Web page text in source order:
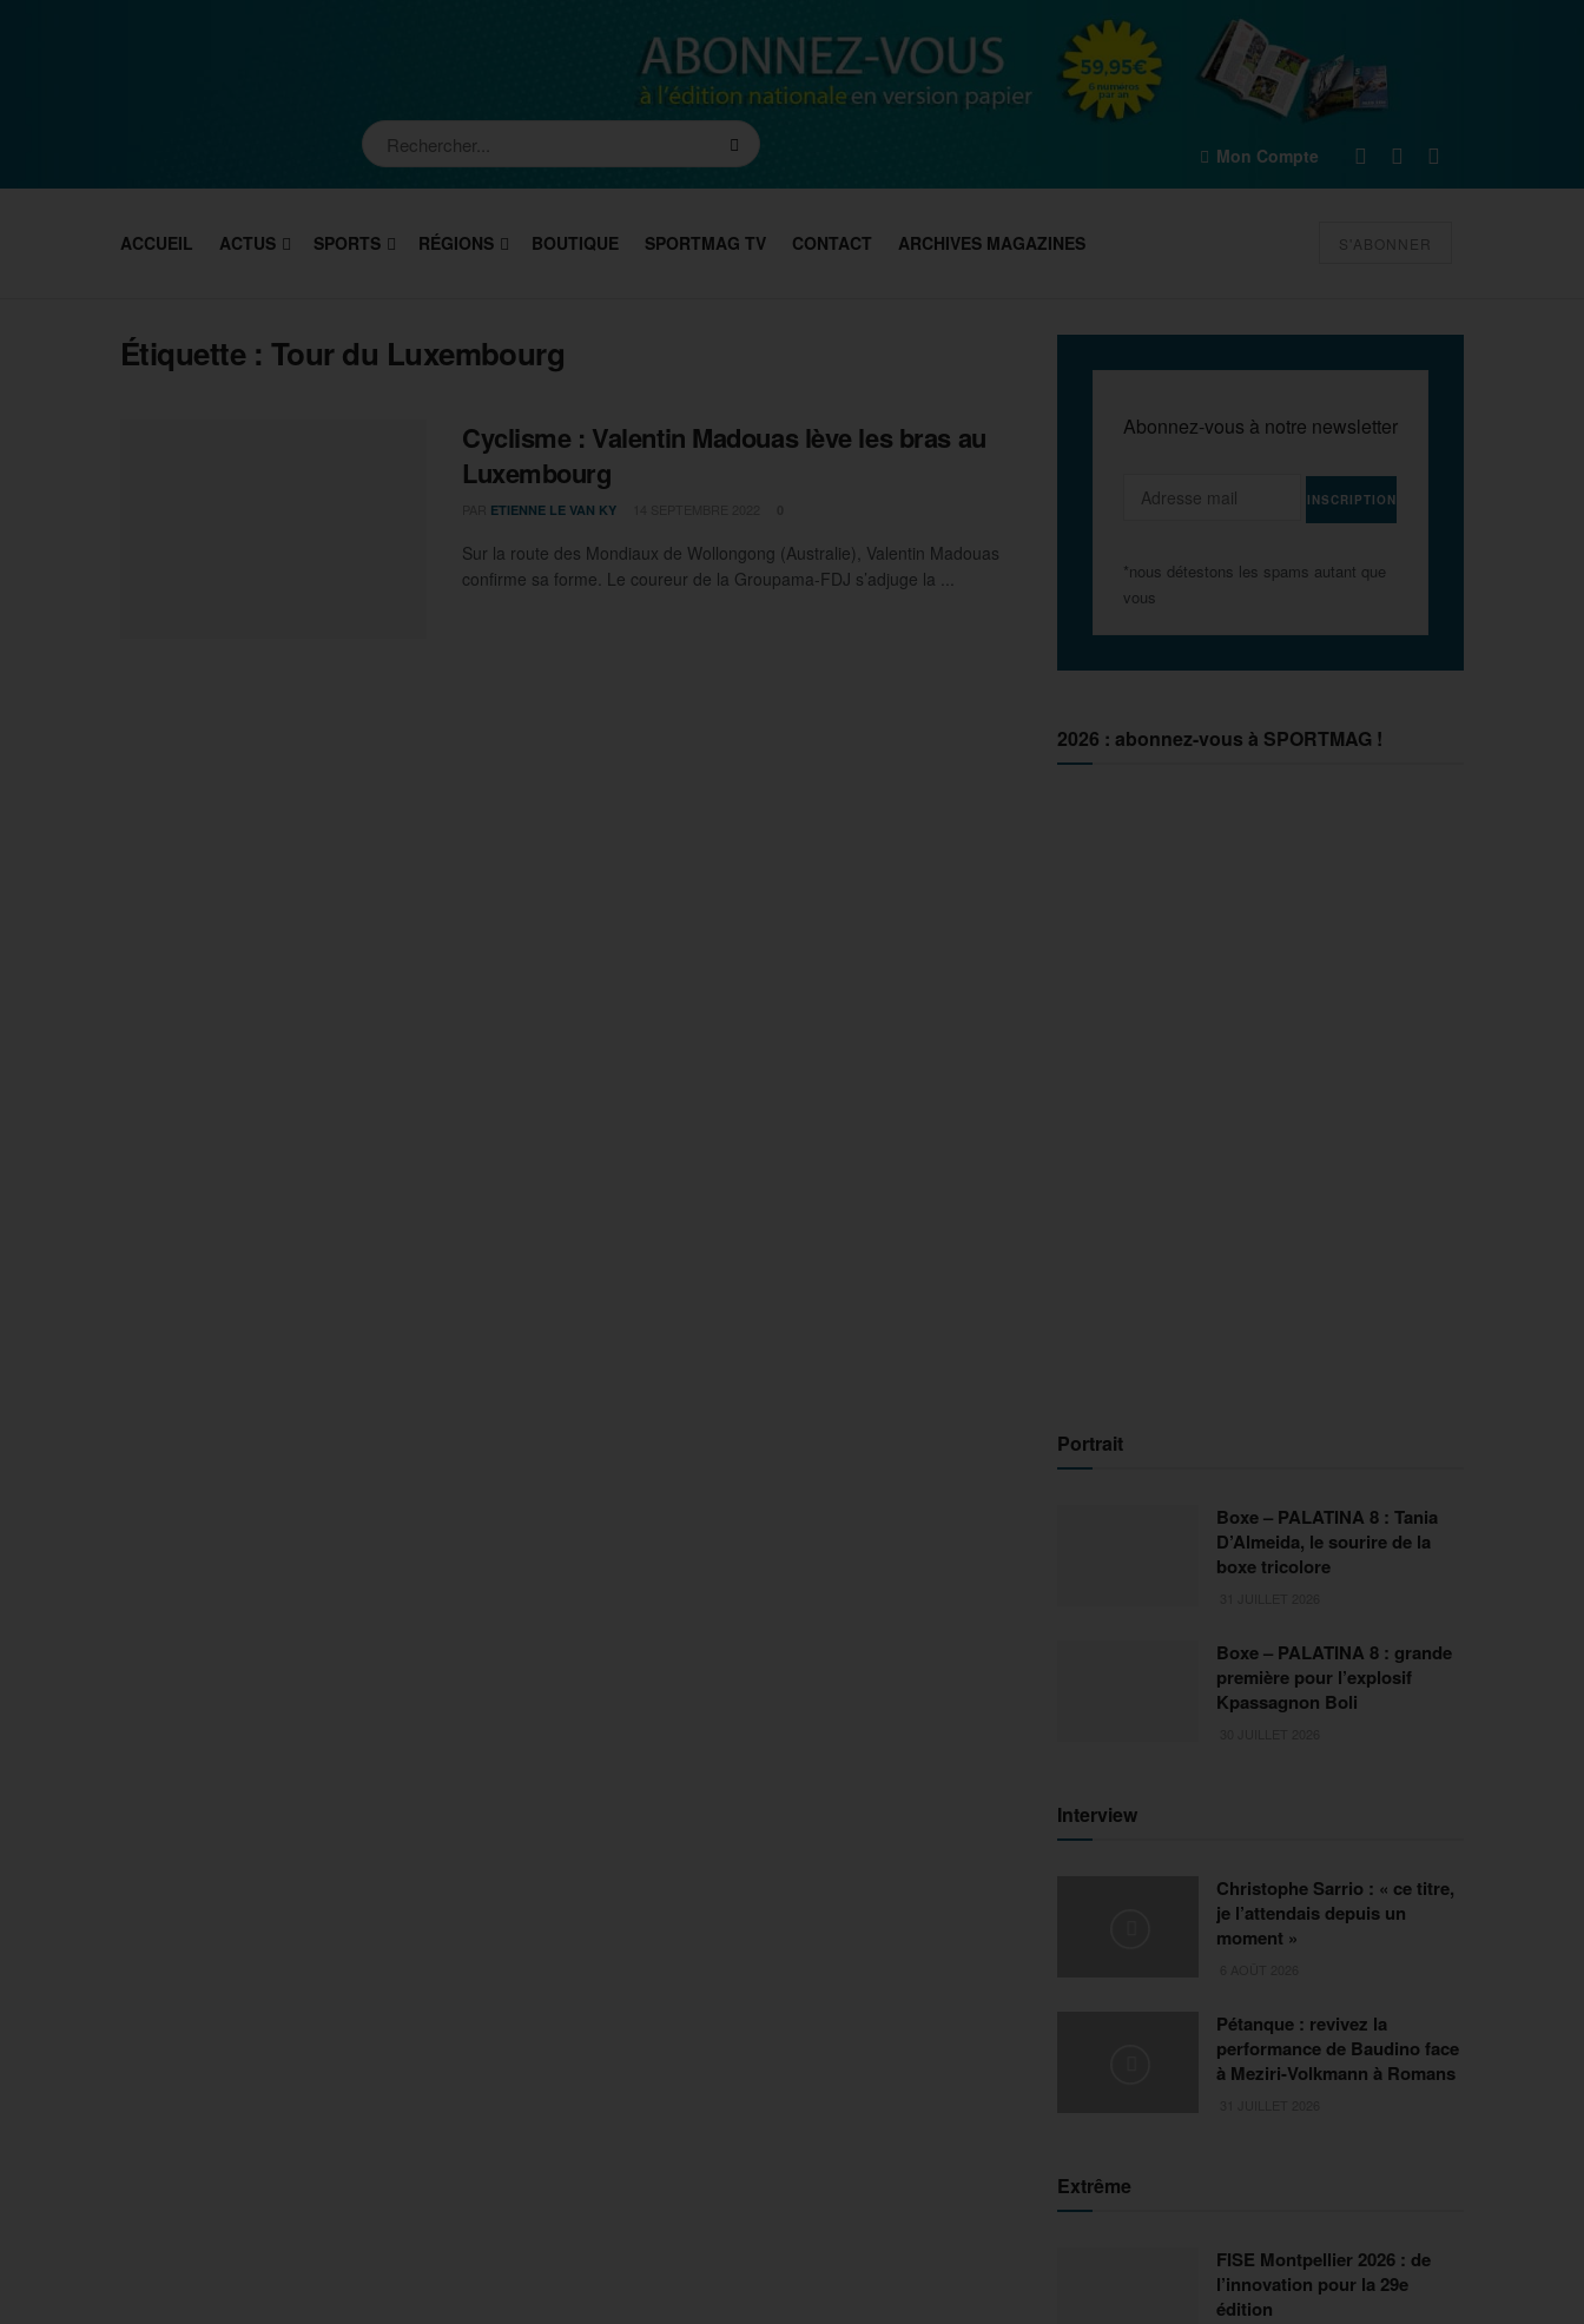
Mon Compte
ACCUEIL ACTUS SPORTS RÉGIONS BOUTIQUE SPORTMAG TV CONTACT ARCHIVES MAGAZINES S'ABONNER
Étiquette : Tour du Luxembourg
Cyclisme : Valentin Madouas lève les bras au
Luxembourg
ETIENNE LE VAN KY
Sur la route des Mondiaux de Wollongong (Australie), Valentin Madouas
confirme sa forme. Le coureur de la Groupama-FDJ s’adjuge la ...
Abonnez-vous à notre newsletter
*nous détestons les spams autant que
vous
2026 : abonnez-vous à SPORTMAG !
Portrait
Boxe – PALATINA 8 : Tania
D’Almeida, le sourire de la
boxe tricolore
Boxe – PALATINA 8 : grande
première pour l’explosif
Kpassagnon Boli
Interview
Christophe Sarrio : « ce titre,
je l’attendais depuis un
moment »
Pétanque : revivez la
performance de Baudino face
à Meziri-Volkmann à Romans
Extrême
FISE Montpellier 2026 : de
l’innovation pour la 29e
édition